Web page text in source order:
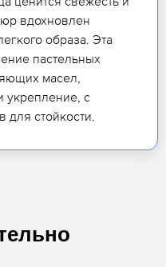
вдохновлен
образа. Эта
пастельных
масел,
укрепление, с
для стойкости.